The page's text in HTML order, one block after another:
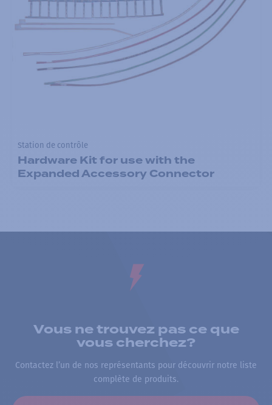
Station de contrôle
Hardware Kit for use with the
Expanded Accessory Connector
Vous ne trouvez pas ce que
vous cherchez?
Contactez l’un de nos représentants pour découvrir notre liste
complète de produits.